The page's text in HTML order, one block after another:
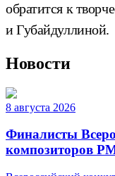
обратится к
и Губайдуллиной.
Новости
8 августа 2026
Финалисты
композиторов